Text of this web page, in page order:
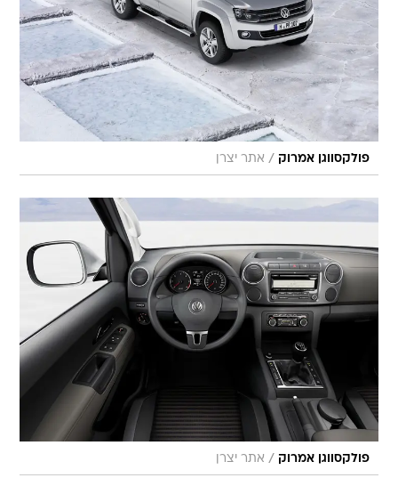
פולקסווגן אמרוק / אתר יצרן
פולקסווגן אמרוק / אתר יצרן